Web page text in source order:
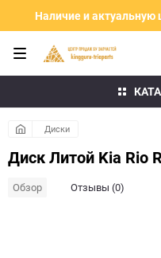
Наличие и актуальную
Диски
Диск Литой Kia Rio
Обзор Отзывы (0)